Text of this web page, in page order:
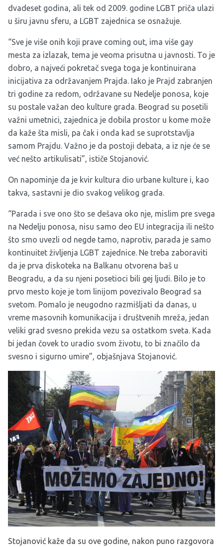
dvadeset godina, ali tek od 2009. godine LGBT priča ulazi
u širu javnu sferu, a LGBT zajednica se osnažuje.
“Sve je više onih koji prave coming out, ima više gay
mesta za izlazak, tema je veoma prisutna u javnosti. To je
dobro, a najveći pokretač svega toga je kontinuirana
inicijativa za održavanjem Prajda. Iako je Prajd zabranjen
tri godine za redom, održavane su Nedelje ponosa, koje
su postale važan deo kulture grada. Beograd su posetili
važni umetnici, zajednica je dobila prostor u kome može
da kaže šta misli, pa čak i onda kad se suprotstavlja
samom Prajdu. Važno je da postoji debata, a iz nje će se
već nešto artikulisati”, ističe Stojanović.
On napominje da je kvir kultura dio urbane kulture i, kao
takva, sastavni je dio svakog velikog grada.
“Parada i sve ono što se dešava oko nje, mislim pre svega
na Nedelju ponosa, nisu samo deo EU integracija ili nešto
što smo uvezli od negde tamo, naprotiv, parada je samo
kontinuitet življenja LGBT zajednice. Ne treba zaboraviti
da je prva diskoteka na Balkanu otvorena baš u
Beogradu, a da su njeni posetioci bili gej ljudi. Bilo je to
prvo mesto koje je tom linijom povezivalo Beograd sa
svetom. Pomalo je neugodno razmišljati da danas, u
vreme masovnih komunikacija i društvenih mreža, jedan
veliki grad svesno prekida vezu sa ostatkom sveta. Kada
bi jedan čovek to uradio svom životu, to bi značilo da
svesno i sigurno umire”, objašnjava Stojanović.
Stojanović kaže da su ove godine, nakon puno razgovora